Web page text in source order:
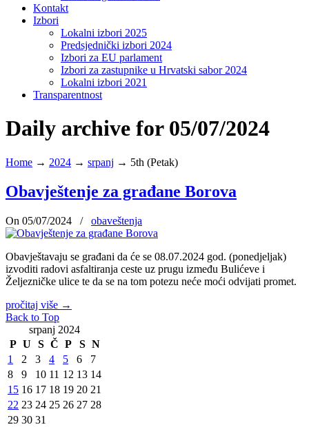
Kontakt
Izbori
Lokalni izbori 2025
Predsjednički izbori 2024
Izbori za EU parlament
Izbori za zastupnike u Hrvatski sabor 2024
Lokalni izbori 2021
Transparentnost
Daily archive for 05/07/2024
Home → 2024 → srpanj → 5th (Petak)
Obavještenje za građane Borova
On 05/07/2024 / obaveštenja
Obavještavaju se građani da će se 08.07.2024 god. (ponedjeljak)
izvoditi radovi asfaltiranja ceste uz prugu između Bulićeve i
Željezničke ulice te da se na tom potezu neće moći odvijati promet.
pročitaj više →
Back to Top
srpanj 2024
P U S Č P S N
1
2 3 4 5 6
7
8
9 10 11 12 13 14
15 16 17 18 19 20 21
22 23 24 25 26 27 28
29 30 31